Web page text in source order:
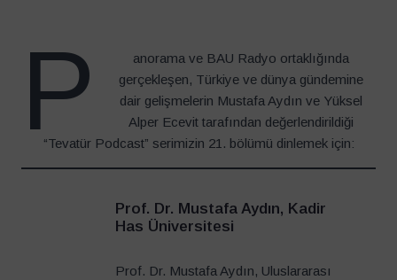
P
anorama ve BAU Radyo ortaklığında
gerçekleşen, Türkiye ve dünya gündemine
dair gelişmelerin Mustafa Aydın ve Yüksel
Alper Ecevit tarafından değerlendirildiği
“Tevatür Podcast” serimizin 21. bölümü dinlemek için:
Prof. Dr. Mustafa Aydın, Kadir
Has Üniversitesi
Prof. Dr. Mustafa Aydın, Uluslararası